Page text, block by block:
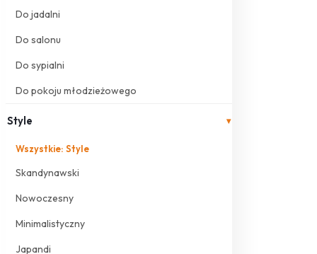
Do jadalni
Do salonu
Do sypialni
Do pokoju młodzieżowego
Style ▾
Wszystkie: Style
Skandynawski
Nowoczesny
Minimalistyczny
Japandi